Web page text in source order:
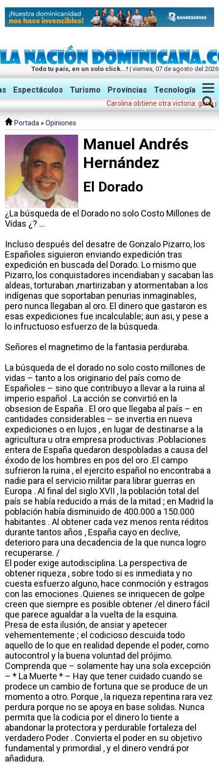
Todo tu país, en un solo click...! | viernes, 07 de agosto del 2026
Twitter Facebook Instagram
Espectáculos Turismo Provincias Tecnología
Carolina obtiene otra victoria: gana
Portada » Opiniones
Manuel Andrés
Hernández
El Dorado
¿La búsqueda de el Dorado no solo Costo Millones de
Vidas ¿? …
Incluso después del desatre de Gonzalo Pizarro, los
Españoles siguieron enviando expedición tras
expedición en buscada del Dorado. Lo mismo que
Pizarro, los conquistadores incendiaban y sacaban las
aldeas, torturaban ,martirizaban y atormentaban a los
indígenas que soportaban penurias inmaginables,
pero nunca llegaban al oro. El dinero que gastaron es
esas expediciones fue incalculable; aun asi, y pese a
lo infructuoso esfuerzo de la búsqueda.
Señores el magnetimo de la fantasia perduraba.
La búsqueda de el dorado no solo costo millones de
vidas – tanto a los originario del país como de
Españoles – sino que contribuyo a llevar a la ruina al
imperio español . La acción se convirtió en la
obsesion de España . El oro que llegaba al país – en
cantidades considerables – se invertia en nueva
expediciones o en lujos , en lugar de destinarse a la
agricultura u otra empresa productivas .Poblaciones
entera de España quedaron despobladas a causa del
éxodo de los hombres en pos del oro .El campo
sufrieron la ruina , el ejercito español no encontraba a
nadie para el servicio militar para librar guerras en
Europa . Al final del siglo XVII , la población total del
país se había reducido a más de la mitad ; en Madrid la
población había disminuido de 400.000 a 150.000
habitantes . Al obtener cada vez menos renta réditos
durante tantos años , España cayo en declive,
deterioro para una decadencia de la que nunca logro
recuperarse. /
El poder exige autodisciplina. La perspectiva de
obtener riqueza , sobre todo si es inmediata y no
cuesta esfuerzo alguno, hace conmoción y estragos
con las emociones .Quienes se inriquecen de golpe
creen que siempre es posible obtener /el dinero fácil
que parece agualdar a la vuelta de la esquina.
Presa de esta ilusión, de ansiar y apetecer
vehementemente ; el codicioso descuida todo
aquello de lo que en realidad depende el poder, como
autocontrol y la buena voluntad del prójimo.
Comprenda que – solamente hay una sola excepción
– * La Muerte * – Hay que tener cuidado cuando se
prodece un cambio de fortuna que se produce de un
momento a otro. Porque , la riqueza repentina rara vez
perdura porque no se apoya en base solidas. Nunca
permita que la codicia por el dinero lo tiente a
abandonar la protectora y perdurable fortaleza del
verdadero Poder . Convierta el poder en su objetivo
fundamental y primordial , y el dinero vendrá por
añadidura.